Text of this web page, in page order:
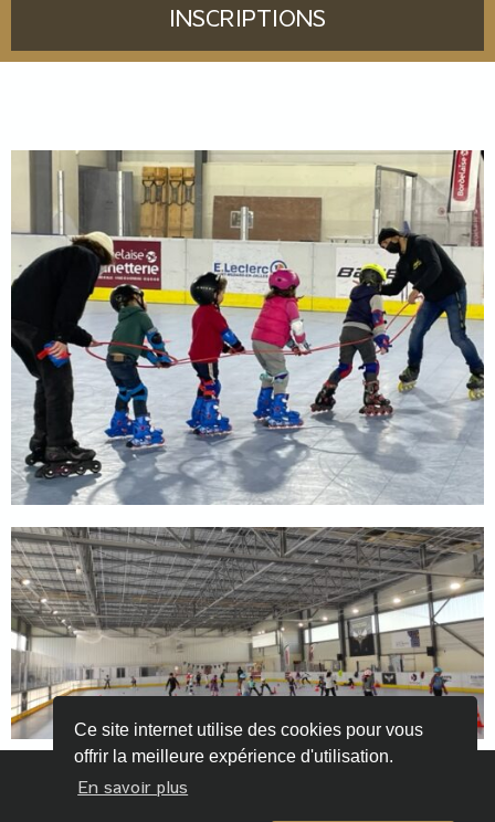
Ce site internet utilise des cookies pour vous
offrir la meilleure expérience d'utilisation.
En savoir plus
INSCRIPTIONS